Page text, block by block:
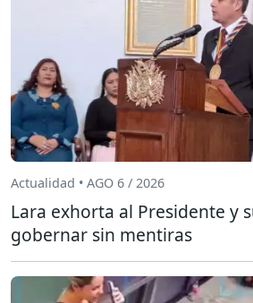
Actualidad • AGO 6 / 2026
Lara exhorta al Presidente y
gobernar sin mentiras